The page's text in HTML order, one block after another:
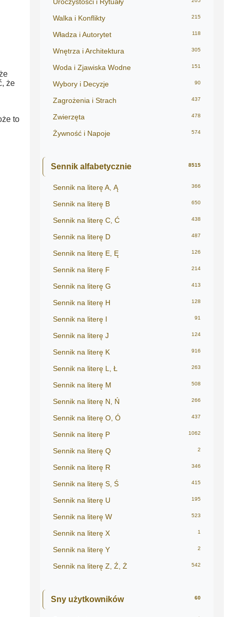
że
to
Walka i Konflikty 215
Władza i Autorytet 118
Wnętrza i Architektura 305
Woda i Zjawiska Wodne 151
Wybory i Decyzje 90
Zagrożenia i Strach 437
Zwierzęta 478
Żywność i Napoje 574
Sennik alfabetycznie 8515
Sennik na literę A, Ą 366
Sennik na literę B 650
Sennik na literę C, Ć 438
Sennik na literę D 487
Sennik na literę E, Ę 126
Sennik na literę F 214
Sennik na literę G 413
Sennik na literę H 128
Sennik na literę I 91
Sennik na literę J 124
Sennik na literę K 916
Sennik na literę L, Ł 263
Sennik na literę M 508
Sennik na literę N, Ń 266
Sennik na literę O, Ó 437
Sennik na literę P 1062
Sennik na literę Q 2
Sennik na literę R 346
Sennik na literę S, Ś 415
Sennik na literę U 195
Sennik na literę W 523
Sennik na literę X 1
Sennik na literę Y 2
Sennik na literę Z, Ź, Ż 542
Sny użytkowników 60